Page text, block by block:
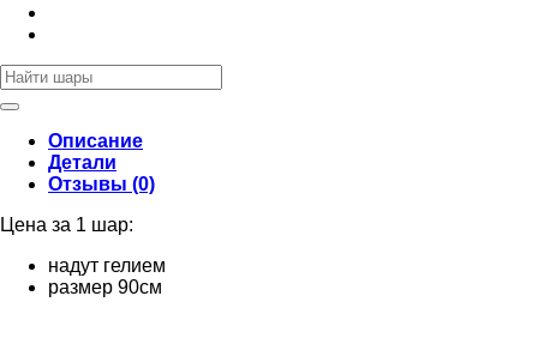
Супер-
кот"
Искать:
Описание
Детали
Отзывы (0)
Цена за 1 шар:
надут гелием
размер 90см